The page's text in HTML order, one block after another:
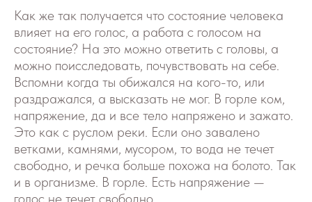
Как же так получается что состояние человека
влияет на его голос, а работа с голосом на
состояние? На это можно ответить с головы, а
можно поисследовать, почувствовать на себе.
Вспомни когда ты обижался на кого-то, или
раздражался, а высказать не мог. В горле ком,
напряжение, да и все тело напряжено и зажато.
Это как с руслом реки. Если оно завалено
ветками, камнями, мусором, то вода не течет
свободно, и речка больше похожа на болото. Так
и в организме. В горле. Есть напряжение —
голос не течет свободно.